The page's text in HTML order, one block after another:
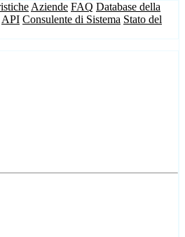
Aziende FAQ Database della
API Consulente di Sistema Stato del